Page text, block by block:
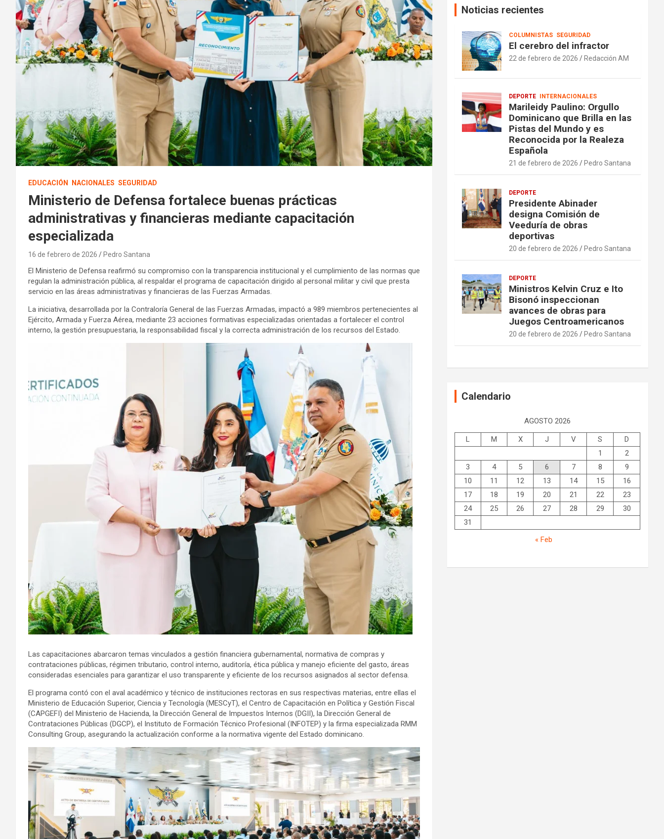
EDUCACIÓN NACIONALES SEGURIDAD
Ministerio de Defensa fortalece buenas prácticas
administrativas y financieras mediante capacitación
especializada
16 de febrero de 2026 Pedro Santana
El Ministerio de Defensa reafirmó su compromiso con la transparencia institucional y el cumplimiento de las normas que
regulan la administración pública, al respaldar el programa de capacitación dirigido al personal militar y civil que presta
servicio en las áreas administrativas y financieras de las Fuerzas Armadas.
La iniciativa, desarrollada por la Contraloría General de las Fuerzas Armadas, impactó a 989 miembros pertenecientes al
Ejército, Armada y Fuerza Aérea, mediante 23 acciones formativas especializadas orientadas a fortalecer el control
interno, la gestión presupuestaria, la responsabilidad fiscal y la correcta administración de los recursos del Estado.
Las capacitaciones abarcaron temas vinculados a gestión financiera gubernamental, normativa de compras y
contrataciones públicas, régimen tributario, control interno, auditoría, ética pública y manejo eficiente del gasto, áreas
consideradas esenciales para garantizar el uso transparente y eficiente de los recursos asignados al sector defensa.
El programa contó con el aval académico y técnico de instituciones rectoras en sus respectivas materias, entre ellas el
Ministerio de Educación Superior, Ciencia y Tecnología (MESCyT), el Centro de Capacitación en Política y Gestión Fiscal
(CAPGEFI) del Ministerio de Hacienda, la Dirección General de Impuestos Internos (DGII), la Dirección General de
Contrataciones Públicas (DGCP), el Instituto de Formación Técnico Profesional (INFOTEP) y la firma especializada RMM
Consulting Group, asegurando la actualización conforme a la normativa vigente del Estado dominicano.
Noticias recientes
COLUMNISTAS SEGURIDAD
El cerebro del infractor
22 de febrero de 2026 Redacción AM
DEPORTE INTERNACIONALES
Marileidy Paulino: Orgullo
Dominicano que Brilla en las
Pistas del Mundo y es
Reconocida por la Realeza
Española
21 de febrero de 2026 Pedro Santana
DEPORTE
Presidente Abinader
designa Comisión de
Veeduría de obras
deportivas
20 de febrero de 2026 Pedro Santana
DEPORTE
Ministros Kelvin Cruz e Ito
Bisonó inspeccionan
avances de obras para
Juegos Centroamericanos
20 de febrero de 2026 Pedro Santana
Calendario
AGOSTO 2026
L M X J V S
D
1
2
3
4 5 6 7 8
9
10
11 12 13 14 15
16
17
18 19 20 21 22
23
24
25 26 27 28 29
30
31
« Feb